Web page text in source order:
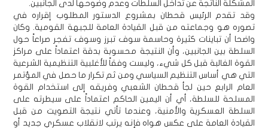
المشكلة الناتجة عن تداخل السلطات وعدم وضوحها لدى الجانبين.
وقد تقدم الرئيس قحطان بمشروع الدستور المطلوب إقراره في
تصوره هو وجماعته من قبل القيادة العامة للجبهة القومية. وكان
واضحا أن تباينات كثيرة وحاسمة سوف تبرز وسوف تفجر صراعاً حول
السلطة بين الجانبين، وأن النتيجة محسوبة بدقة اعتماداً على مراكز
القوة الغالبة قبل كل شيء، وليست وفقاً للأغلبية التنظيمية الشرعية
التي هي أساس التنظيم السياسي ومن ثم تكرار ما حصل في المؤتمر
العام الرابع حين لجأ قحطان الشعبي وفريقه إلى استخدام القوة
المسلحة للسلطة، أي أن اليمين الحاكم اعتماداً على سيطرته على
السلطة العسكرية والأمنية، وعندما تأتي نتيجة التصويت من قبل
القيادة العامة على عكس هواه فإنه يرتب لانقلاب عسكري جديد أو